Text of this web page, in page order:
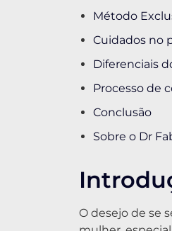
Método
Cuidados no
Diferenciais
Processo de
Conclusão
Sobre o Dr
O desejo de se